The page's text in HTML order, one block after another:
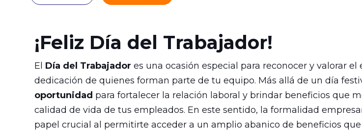
¡Feliz Día del Trabajador!
El Día del Trabajador es una ocasión especial para reconocer y valorar el
dedicación de quienes forman parte de tu equipo. Más allá de un día
oportunidad para fortalecer la relación laboral y brindar beneficios que
calidad de vida de tus empleados. En este sentido, la formalidad
papel crucial al permitirte acceder a un amplio abanico de beneficios